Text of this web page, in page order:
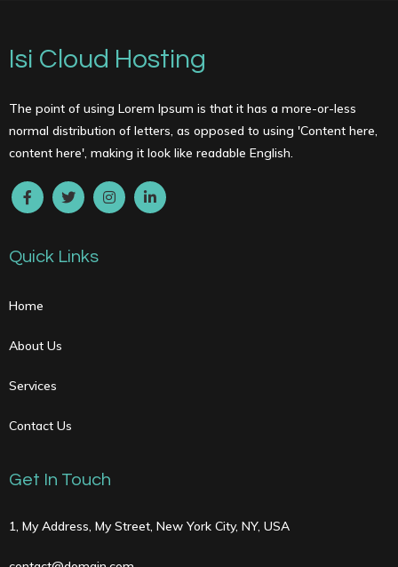
Isi Cloud Hosting
The point of using Lorem Ipsum is that it has a more-or-less
normal distribution of letters, as opposed to using 'Content here,
content here', making it look like readable English.
Quick Links
Home
About Us
Services
Contact Us
Get In Touch
1, My Address, My Street, New York City, NY, USA